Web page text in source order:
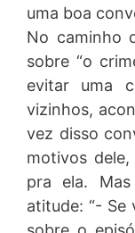
uma boa
No caminho
sobre “o
evitar uma
vizinhos,
vez disso
motivos
pra ela.
atitude: “- Se